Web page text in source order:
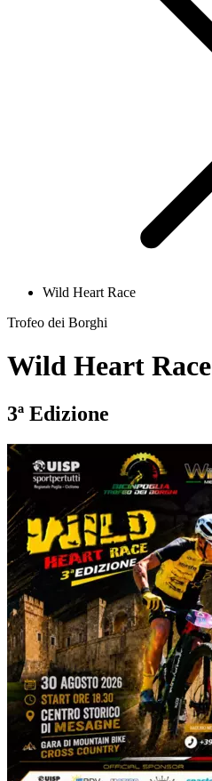
Wild Heart Race
Trofeo dei Borghi
Wild Heart Race
3ª Edizione